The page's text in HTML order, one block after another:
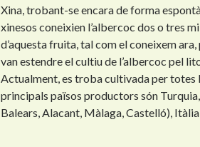
Xina, trobant-se encara de forma
xinesos coneixien l’albercoc dos o tres
d’aquesta fruita, tal com el coneixem
van estendre el cultiu de l’albercoc pel
Actualment, es troba cultivada per totes
principals països productors són
Balears, Alacant, Màlaga, Castelló),